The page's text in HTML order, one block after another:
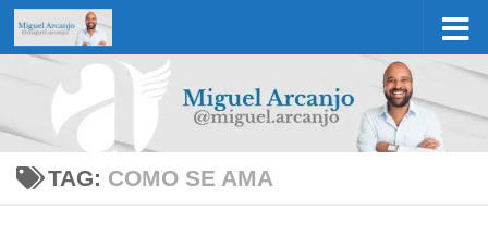
Skip to content
TAG: COMO SE AMA